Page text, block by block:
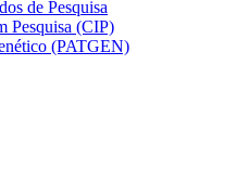
de Pesquisa
Pesquisa (CIP)
(PATGEN)